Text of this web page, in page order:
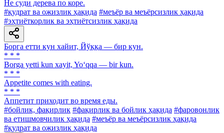
He суди дерева по коре.
#қудрат ва ожизлик ҳақида #меъёр ва меъёрсизлик ҳақида
#эҳтиёткорлик ва эҳтиётсизлик ҳақида
Борга етти кун хайит, Йўққа — бир кун.
* * *
Borga yetti kun xayit, Yo‘qqa — bir kun.
* * *
Appetite comes with eating.
* * *
Аппетит приходит во время еды.
#бойлик, фақирлик #фақирлик ва бойлик ҳақида #фаровонлик
ва етишмовчилик ҳақида #меъёр ва меъёрсизлик ҳақида
#қудрат ва ожизлик ҳақида